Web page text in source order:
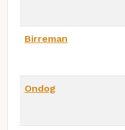
Birreman
Ondog